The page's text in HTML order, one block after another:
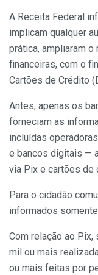
A Receita Federal
implicam qualquer
prática, ampliaram
financeiras, com o
Cartões de Crédito
Antes, apenas os
forneciam as
incluídas
e bancos digitais —
via Pix e cartões de
Para o cidadão
informados
Com relação ao
mil ou mais
ou mais feitas por